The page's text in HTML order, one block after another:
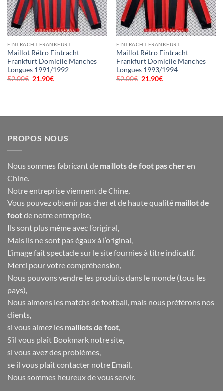
EINTRACHT FRANKFURT
Maillot Rétro Eintracht
Frankfurt Domicile Manches
Longues 1991/1992
52.00€ Le
21.90€Le
EINTRACHT FRANKFURT
Maillot Rétro Eintracht
Frankfurt Domicile Manches
Longues 1993/1994
52.00€ Le
21.90€Le
PROPOS NOUS
Nous sommes fabricant de maillots de foot pas cher en
Chine.
Notre entreprise viennent de Chine,
Vous pouvez obtenir pas cher et de haute qualité maillot de
footde notre entreprise,
Ils sont plus même avec l’original,
Mais ils ne sont pas égaux à l’original,
L’image fait spectacle sur le site fournies à titre indicatif,
Merci pour votre compréhension,
Nous pouvons vendre les produits dans le monde (tous les
pays),
Nous aimons les matchs de football, mais nous préférons nos
clients,
si vous aimez les maillots de foot
S’il vous plaît Bookmark notre site,
si vous avez des problèmes,
se il vous plaît contacter notre Email,
Nous sommes heureux de vous servir.